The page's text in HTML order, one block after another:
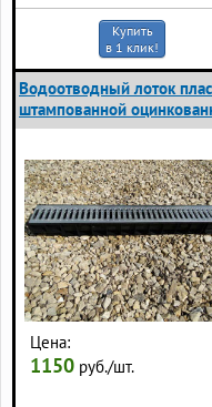
Купить
в 1 клик!
Водоотводный лоток
штампованной
Цена:
1150 руб./шт.